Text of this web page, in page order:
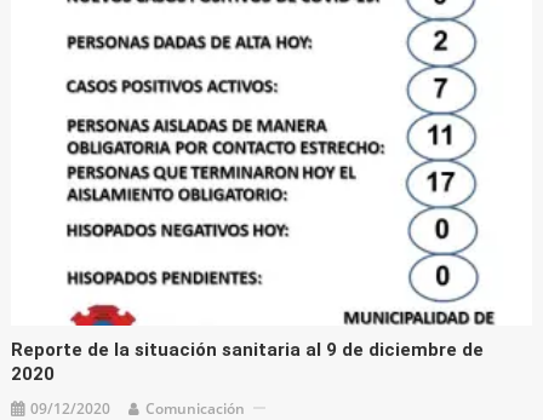
Reporte de la situación sanitaria al 9 de diciembre de
2020
09/12/2020 Comunicación